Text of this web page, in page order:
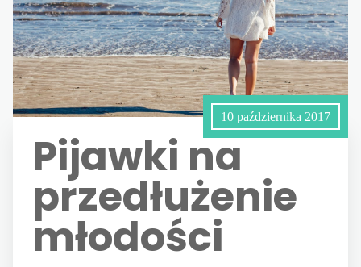
10 października 2017
Pijawki na
przedłużenie
młodości